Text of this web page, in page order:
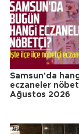
Samsun'da
eczaneler
Ağustos 2026